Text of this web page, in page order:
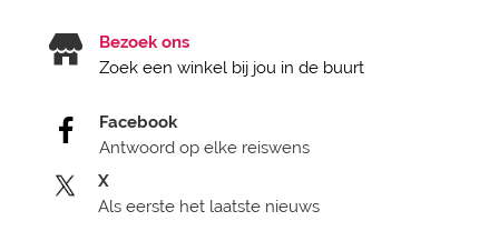
Bezoek ons
Zoek een winkel bij jou in de buurt
Facebook
Antwoord op elke reiswens
X
Als eerste het laatste nieuws